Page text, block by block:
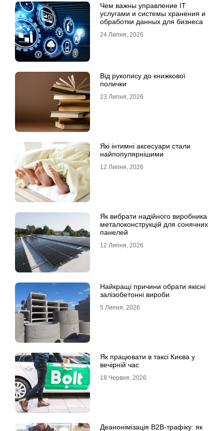
Чем важны управление IT
услугами и системы хранения и
обработки данных для бизнеса
24 Липня, 2026
Від рукопису до книжкової
полички
23 Липня, 2026
Які інтимні аксесуари стали
найпопулярнішими
12 Липня, 2026
Як вибрати надійного виробника
металоконструкцій для сонячних
панелей
12 Липня, 2026
Найкращі причини обрати якісні
залізобетонні вироби
5 Липня, 2026
Як працювати в таксі Києва у
вечірній час
18 Червня, 2026
Деанонімізація B2B-трафіку: як